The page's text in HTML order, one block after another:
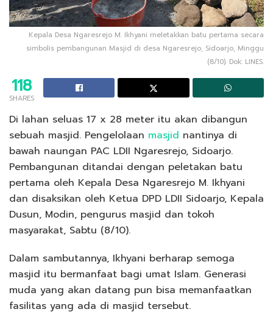
Kepala Desa Ngaresrejo M. Ikhyani meletakkan batu pertama secara
simbolis pembangunan Masjid di desa Ngaresrejo, Sidoarjo, Minggu
(8/10). Dok: LINES.
118
SHARES
Di lahan seluas 17 x 28 meter itu akan dibangun
sebuah masjid. Pengelolaan masjid nantinya di
bawah naungan PAC LDII Ngaresrejo, Sidoarjo.
Pembangunan ditandai dengan peletakan batu
pertama oleh Kepala Desa Ngaresrejo M. Ikhyani
dan disaksikan oleh Ketua DPD LDII Sidoarjo, Kepala
Dusun, Modin, pengurus masjid dan tokoh
masyarakat, Sabtu (8/10).
Dalam sambutannya, Ikhyani berharap semoga
masjid itu bermanfaat bagi umat Islam. Generasi
muda yang akan datang pun bisa memanfaatkan
fasilitas yang ada di masjid tersebut.